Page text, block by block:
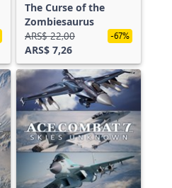
The Curse of the
Zombiesaurus
ARS$ 22,00
ARS$ 7,26
-67%